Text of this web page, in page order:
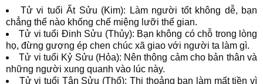
Tử vi tuổi Ất Sửu (Kim): Làm người tốt không dễ, bạn
chẳng thể nào khống chế miệng lưỡi thế gian.
Tử vi tuổi Đinh Sửu (Thủy): Bạn không có chỗ trong lòng
họ, đừng gượng ép chen chúc xã giao với người ta làm gì.
Tử vi tuổi Kỷ Sửu (Hỏa): Nên thông cảm cho bản thân và
những người xung quanh vào lúc này.
Tử vi tuổi Tân Sửu (Thổ): Thi thoảng bạn làm mất tiền vì